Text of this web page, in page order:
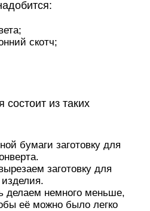
скотч;
состоит из таких
бумаги заготовку для
заготовку для
делаем немного меньше,
её можно было легко